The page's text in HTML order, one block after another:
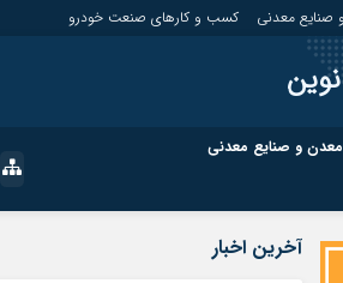
معدنی کسب و کارهای صنعت خودرو
و صنایع معدنی
آخرین اخبار